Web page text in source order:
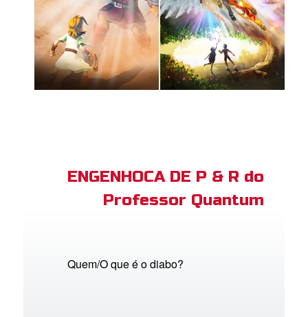
ENGENHOCA DE P & R do
Professor Quantum
Quem/O que é o diabo?